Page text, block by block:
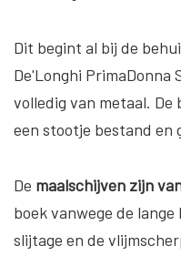
Dit begint al bij de
De'Longhi PrimaDonna
volledig van metaal.
een stootje bestand en
De maalschijven zijn
boek vanwege de
slijtage en de